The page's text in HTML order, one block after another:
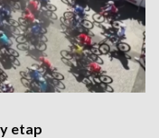
etap